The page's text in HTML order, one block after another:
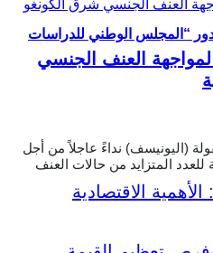
ودور “المجلس الوطني للدراسات
العنف الجنسي
(اليونيسف) نداءً عاجلاً من أجل
للعدد المتزايد من حالات العنف